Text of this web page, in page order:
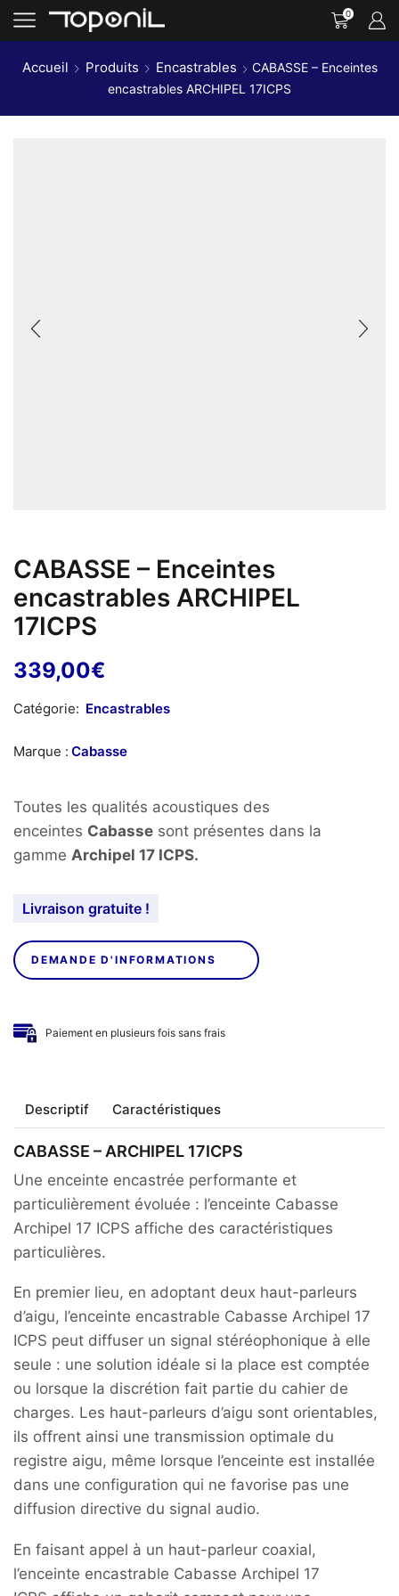
0
Accueil Produits Encastrables
CABASSE – Enceintes
encastrables ARCHIPEL 17ICPS
CABASSE – Enceintes
encastrables ARCHIPEL
17ICPS
339,00€
Catégorie: Encastrables
Marque : Cabasse
Toutes les qualités acoustiques des
enceintes Cabasse sont présentes dans la
gamme Archipel 17 ICPS.
Livraison gratuite !
DEMANDE D'INFORMATIONS
Paiement en plusieurs fois sans frais
Descriptif Caractéristiques
CABASSE – ARCHIPEL 17ICPS
Une enceinte encastrée performante et
particulièrement évoluée : l’enceinte Cabasse
Archipel 17 ICPS affiche des caractéristiques
particulières.
En premier lieu, en adoptant deux haut-parleurs
d’aigu, l’enceinte encastrable Cabasse Archipel 17
ICPS peut diffuser un signal stéréophonique à elle
seule : une solution idéale si la place est comptée
ou lorsque la discrétion fait partie du cahier de
charges. Les haut-parleurs d’aigu sont orientables,
ils offrent ainsi une transmission optimale du
registre aigu, même lorsque l’enceinte est installée
dans une configuration qui ne favorise pas une
diffusion directive du signal audio.
En faisant appel à un haut-parleur coaxial,
l’enceinte encastrable Cabasse Archipel 17